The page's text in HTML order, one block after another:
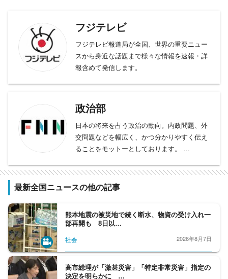
フジテレビ
フジテレビ報道局が全国、世界の重要ニュー
スから身近な話題まで様々な情報を速報・詳
報含めて発信します。
政治部
日本の将来を占う政治の動向。内政問題、外
交問題などを幅広く、かつ分かりやすく伝え
ることをモットーとしております。
邸クラブ。平河クラブは自民党、日本維新の
会、野党クラブは、中道改革連合、立憲民主
問題まで、多岐に渡る分野を、細かくフォロ
る、外交問題を取材、人事院も取材対象とな
っている。政界から財界、官界まで、政治部
の取材分野は広いと言えます。
最新全国ニュースの他の記事
熊本地震の被災地で続く断水、物資の受け入れ一
部再開も 8日以…
社会 2026年8月7日
高市総理が「激甚災害」「特定非常災害」指定の
決定を明らかに …